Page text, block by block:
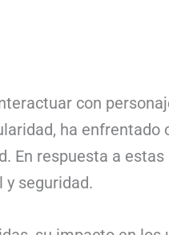
con
ha
En respuesta a
seguridad.